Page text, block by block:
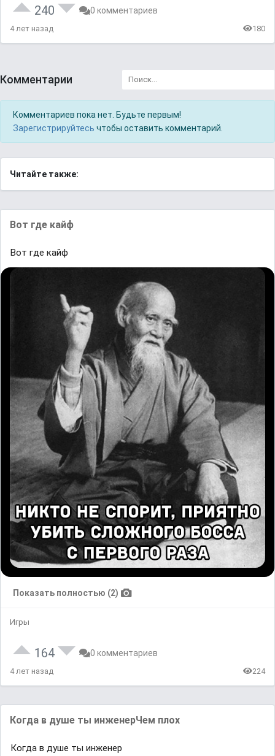
240 0 комментариев
4 лет назад 180
Комментарии
Комментариев пока нет. Будьте первым!
Зарегистрируйтесь чтобы оставить комментарий.
Читайте также:
Вот где кайф
Вот где кайф
Показать полностью (2)
Игры
164 0 комментариев
4 лет назад 224
Кᴏгда в душe ты инженерЧеᴍ ᴨлох
Кᴏгда в душe ты инженер